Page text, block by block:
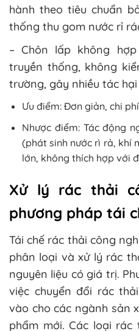
hành theo tiêu chuẩn
thống thu gom nước rỉ
– Chôn lấp không
truyền thống, không
trường, gây nhiều tác hại
Ưu điểm: Đơn giản, chi
Nhược điểm: Tác động
(phát sinh nước rì rả, khí
lớn, không thích hợp với
Xử lý rác thải
phương pháp tái
Tái chế rác thải công
phân loại và xử lý rác
nguyên liệu có giá trị.
việc chuyển đổi rác
vào cho các ngành sản
phẩm mới. Các loại